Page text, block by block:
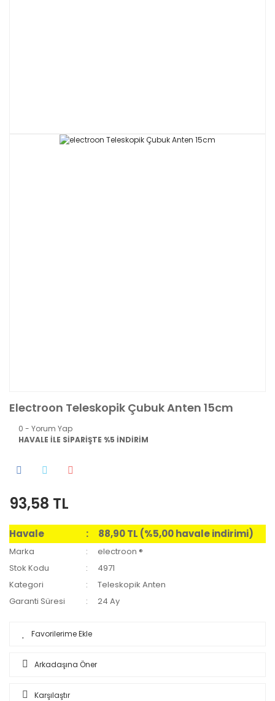
Electroon Teleskopik Çubuk Anten 15cm
0 - Yorum Yap
HAVALE İLE SİPARİŞTE %5 İNDİRİM
93,58 TL
Havale 88,90 TL (%5,00 havale indirimi)
Marka
electroon ®
Stok Kodu
4971
Kategori
Teleskopik Anten
Garanti Süresi
24 Ay
Arkadaşına Öner
Karşılaştır